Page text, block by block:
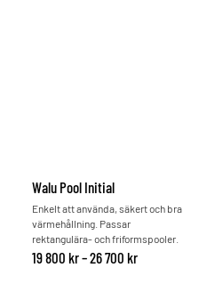
Walu Pool Initial
Enkelt att använda, säkert och bra
värmehållning. Passar
rektangulära- och friformspooler.
19 800 kr–26 700 kr